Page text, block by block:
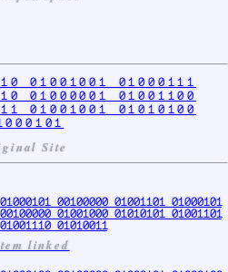
01001001 01000111
01000001 01001100
01001001 01010100
Site
00100000 01001101 01000101
01001000 01010101 01001101
01010011
linked